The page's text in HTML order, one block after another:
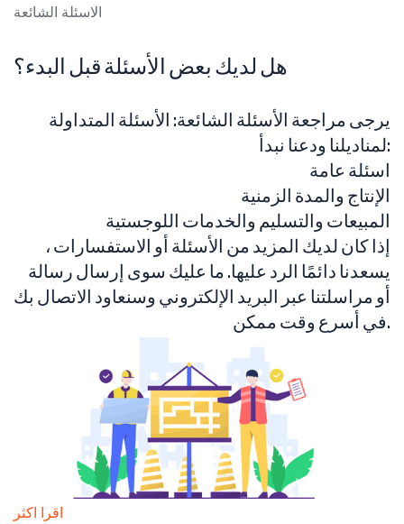
الاسئلة الشائعة
هل لديك بعض الأسئلة قبل البدء؟
يرجى مراجعة الأسئلة الشائعة: الأسئلة المتداولة
لمناديلنا ودعنا نبدأ:
اسئلة عامة
الإنتاج والمدة الزمنية
المبيعات والتسليم والخدمات اللوجستية
إذا كان لديك المزيد من الأسئلة أو الاستفسارات ،
يسعدنا دائمًا الرد عليها. ما عليك سوى إرسال رسالة
أو مراسلتنا عبر البريد الإلكتروني وسنعاود الاتصال بك
في أسرع وقت ممكن.
اقرا اكثر